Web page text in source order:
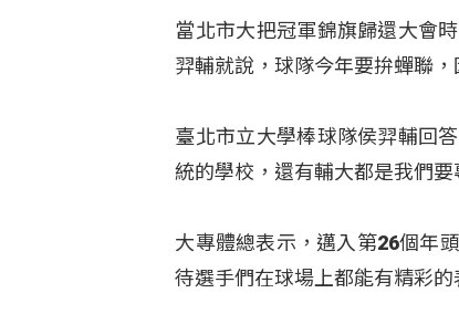
當北市大把冠軍錦旗歸還大會
羿輔就說，球隊今年要拚蟬聯
臺北市立大學棒球隊侯羿輔回
統的學校，還有輔大都是我們要
大專體總表示，邁入第26個年
待選手們在球場上都能有精彩的